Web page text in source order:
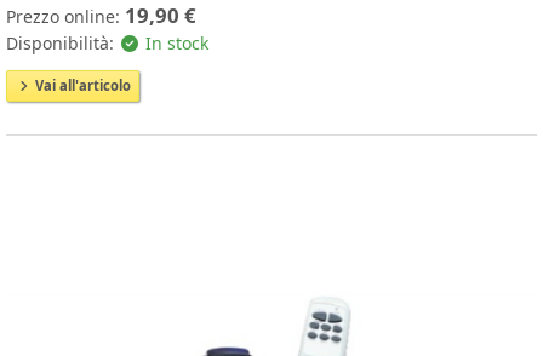
Prezzo online: 19,90 €
Disponibilità: In stock
Vai all'articolo